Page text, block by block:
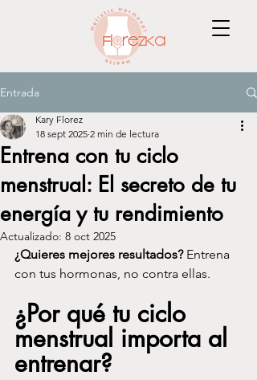
Entrada
Entrena con tu ciclo
menstrual: El secreto de tu
energía y tu rendimiento
Kary Florez
18 sept 2025 2 min de lectura
Actualizado: 8 oct 2025
¿Quieres mejores resultados? Entrena
con tus hormonas, no contra ellas.
¿Por qué tu ciclo
menstrual importa al
entrenar?